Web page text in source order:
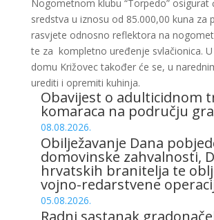
Nogometnom klubu “Torpedo” osigurat
sredstva u iznosu od 85.000,00 kuna za
rasvjete odnosno reflektora na
te za kompletno uređenje svlačionica.
domu Križovec također će se, u
urediti i opremiti kuhinja.
Obavijest o adulticidnom
komaraca na području
08.08.2026.
Obilježavanje Dana
domovinske zahvalnosti,
hrvatskih branitelja te
vojno-redarstvene
05.08.2026.
Radni sastanak